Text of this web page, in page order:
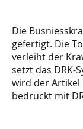
Die
gefertigt. Die
verleiht der
setzt das DRK-
wird der Artikel
bedruckt mit